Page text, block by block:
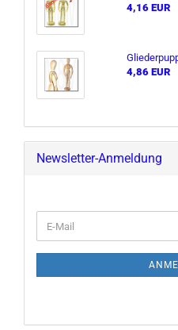
4,16 EUR
4,86 EUR
Newsletter-Anmeldung
E-
Mail